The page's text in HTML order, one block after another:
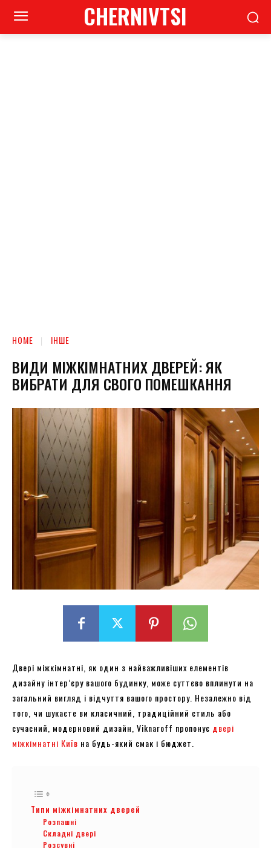
CHERNIVTSI
HOME ІНШЕ
ВИДИ МІЖКІМНАТНИХ ДВЕРЕЙ: ЯК
ВИБРАТИ ДЛЯ СВОГО ПОМЕШКАННЯ
Двері міжкімнатні, як один з найважливіших елементів
дизайну інтер’єру вашого будинку, може суттєво вплинути на
загальний вигляд і відчуття вашого простору. Незалежно від
того, чи шукаєте ви класичний, традиційний стиль або
сучасний, модерновий дизайн, Viknaroff пропонує двері
міжкімнатні Київ на будь-який смак і бюджет.
Типи міжкімнатних дверей
Розпашні
Складні двері
Розсувні